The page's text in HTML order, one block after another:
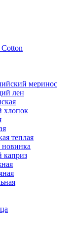
меринос
лен
хлопок
теплая
каприз